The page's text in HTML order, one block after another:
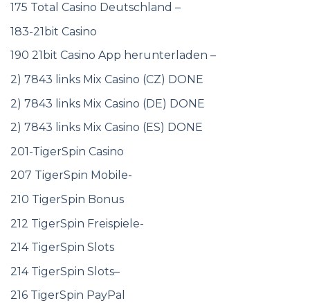
175 Total Casino Deutschland –
183-21bit Casino
190 21bit Casino App herunterladen –
2) 7843 links Mix Casino (CZ) DONE
2) 7843 links Mix Casino (DE) DONE
2) 7843 links Mix Casino (ES) DONE
201-TigerSpin Casino
207 TigerSpin Mobile-
210 TigerSpin Bonus
212 TigerSpin Freispiele-
214 TigerSpin Slots
214 TigerSpin Slots–
216 TigerSpin PayPal